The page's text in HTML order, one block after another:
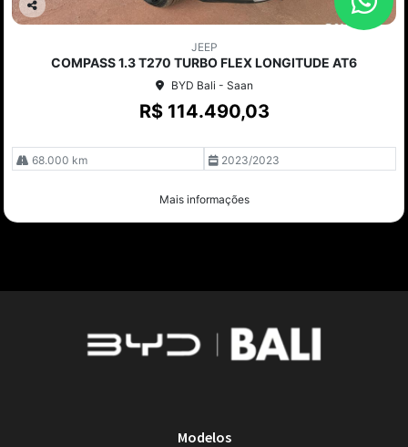
Co
JEEP
COMPASS 1.3 T270 TURBO FLEX LONGITUDE AT6
BYD Bali - Saan
R$ 114.490,03
68.000 km 2023/2023
Mais informações
Modelos